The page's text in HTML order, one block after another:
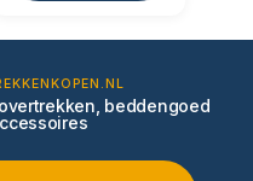
beddengoed